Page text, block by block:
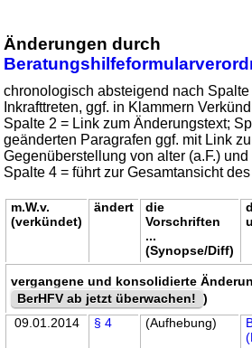
Änderungen durch
chronologisch absteigend nach Spalte
Inkrafttreten, ggf. in Klammern
Spalte 2 = Link zum Änderungstext;
geänderten Paragrafen ggf. mit Link
Gegenüberstellung von alter (a.F.)
Spalte 4 = führt zur Gesamtansicht
m.W.v.
(verkündet)
ändert
die
Vorschriften
...
(Synopse/Diff)
vergangene und konsolidierte
BerHFV ab jetzt überwachen! )
09.01.2014
§ 4 (Aufhebung)